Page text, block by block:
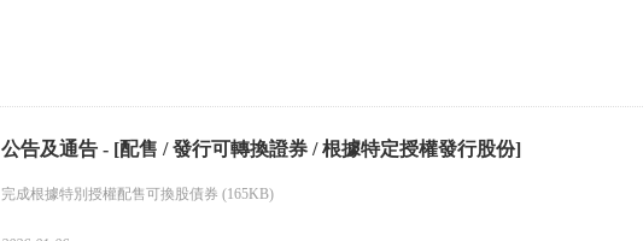
公告及通告 - [配售 / 發行可轉換證券 / 根據特定授權發行股份]
完成根據特別授權配售可換股債券 (165KB)